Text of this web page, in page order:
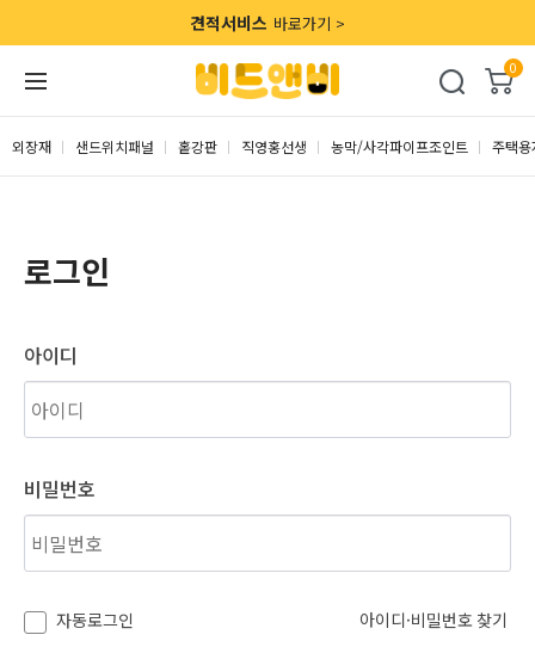
견적서비스 바로가기 >
0
외장재 샌드위치패널 홑강판 직영홍선생 농막/사각파이프조인트 주택용
로그인
아이디
비밀번호
자동로그인 아이디·비밀번호 찾기